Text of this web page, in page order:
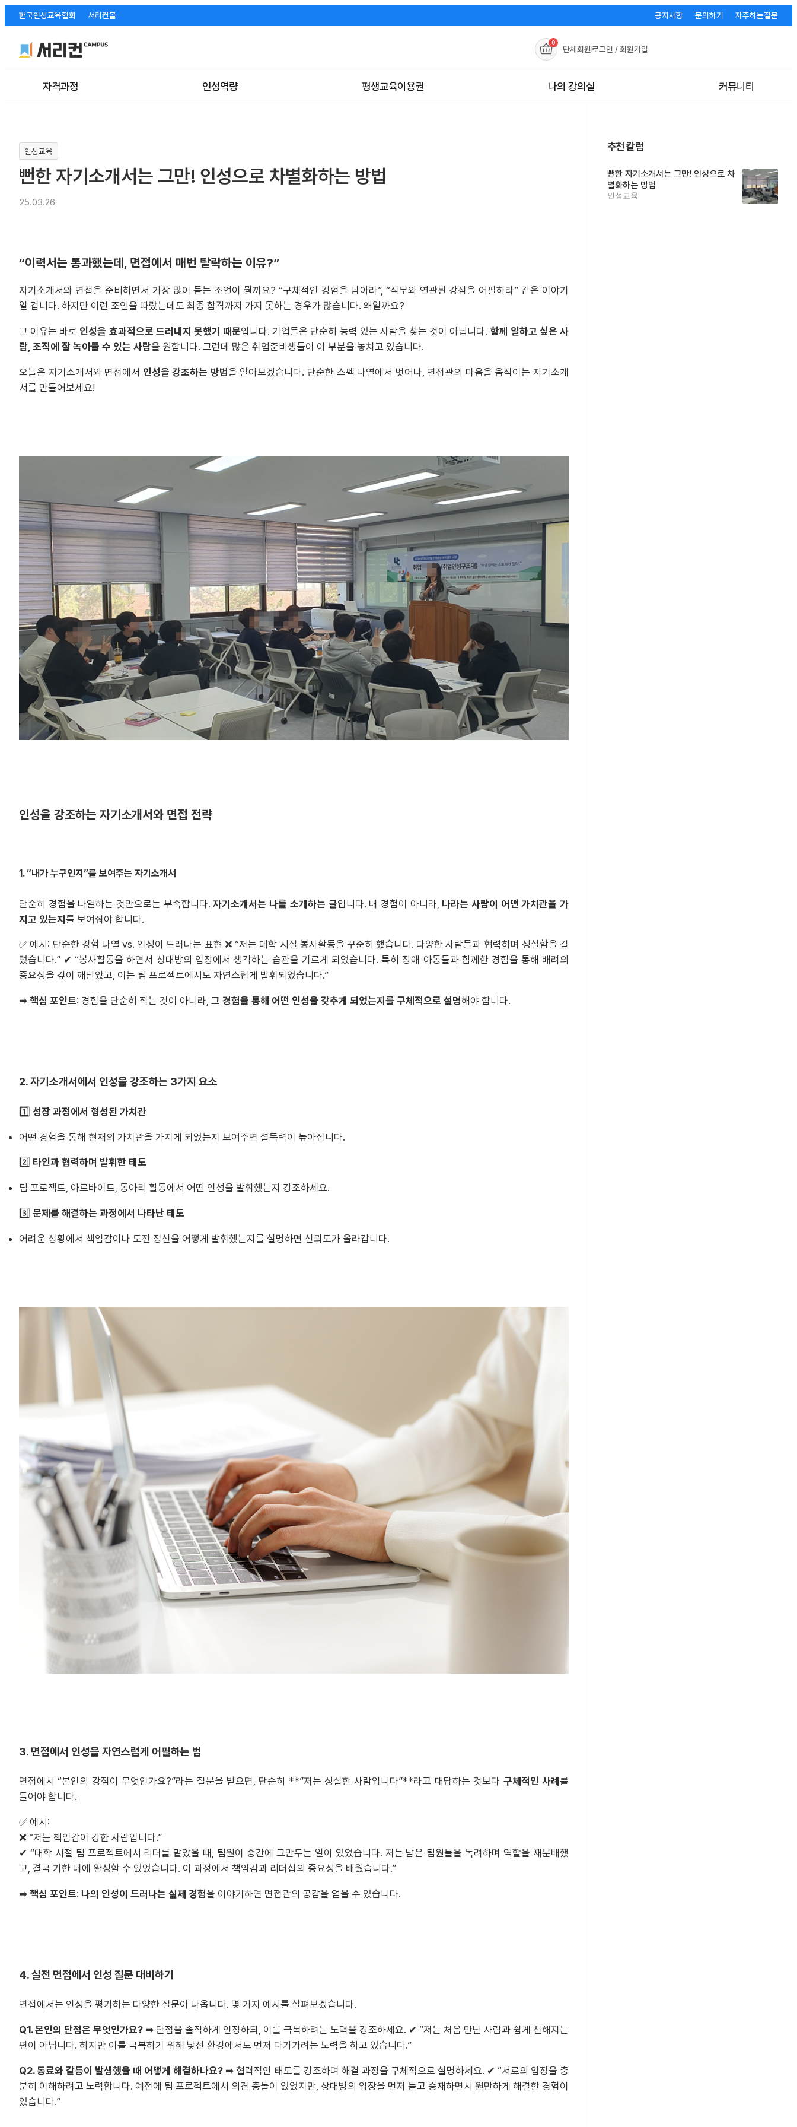
한국인성교육협회 서리컨몰 공지사항 문의하기 자주하는질문
0
단체회원로그인 / 회원가입
자격과정 인성역량 평생교육이용권 나의 강의실 커뮤니티
인성교육
뻔한 자기소개서는 그만! 인성으로 차별화하는 방법
25.03.26
“이력서는 통과했는데, 면접에서 매번 탈락하는 이유?”
자기소개서와 면접을 준비하면서 가장 많이 듣는 조언이 뭘까요? “구체적인 경험을 담아라”, “직무와 연관된 강점을 어필하라” 같은 이야기
일 겁니다. 하지만 이런 조언을 따랐는데도 최종 합격까지 가지 못하는 경우가 많습니다. 왜일까요?
그 이유는 바로 인성을 효과적으로 드러내지 못했기 때문입니다. 기업들은 단순히 능력 있는 사람을 찾는 것이 아닙니다. 함께 일하고 싶은 사
람, 조직에 잘 녹아들 수 있는 사람을 원합니다. 그런데 많은 취업준비생들이 이 부분을 놓치고 있습니다.
오늘은 자기소개서와 면접에서 인성을 강조하는 방법을 알아보겠습니다. 단순한 스펙 나열에서 벗어나, 면접관의 마음을 움직이는 자기소개
서를 만들어보세요!
인성을 강조하는 자기소개서와 면접 전략
1. “내가 누구인지”를 보여주는 자기소개서
단순히 경험을 나열하는 것만으로는 부족합니다.자기소개서는 나를 소개하는 글입니다. 내 경험이 아니라, 나라는 사람이 어떤 가치관을 가
지고 있는지를 보여줘야 합니다.
✅ 예시: 단순한 경험 나열 vs. 인성이 드러나는 표현 ❌ “저는 대학 시절 봉사활동을 꾸준히 했습니다. 다양한 사람들과 협력하며 성실함을 길
렀습니다.” ✔ “봉사활동을 하면서 상대방의 입장에서 생각하는 습관을 기르게 되었습니다. 특히 장애 아동들과 함께한 경험을 통해 배려의
중요성을 깊이 깨달았고, 이는 팀 프로젝트에서도 자연스럽게 발휘되었습니다.”
➡ 핵심 포인트: 경험을 단순히 적는 것이 아니라, 그 경험을 통해 어떤 인성을 갖추게 되었는지를 구체적으로 설명해야 합니다.
2. 자기소개서에서 인성을 강조하는 3가지 요소
1️⃣ 성장 과정에서 형성된 가치관
어떤 경험을 통해 현재의 가치관을 가지게 되었는지 보여주면 설득력이 높아집니다.
2️⃣ 타인과 협력하며 발휘한 태도
팀 프로젝트, 아르바이트, 동아리 활동에서 어떤 인성을 발휘했는지 강조하세요.
3️⃣ 문제를 해결하는 과정에서 나타난 태도
어려운 상황에서 책임감이나 도전 정신을 어떻게 발휘했는지를 설명하면 신뢰도가 올라갑니다.
3. 면접에서 인성을 자연스럽게 어필하는 법
면접에서 “본인의 강점이 무엇인가요?”라는 질문을 받으면, 단순히 **”저는 성실한 사람입니다”**라고 대답하는 것보다 구체적인 사례를
들어야 합니다.
✅ 예시:
❌ “저는 책임감이 강한 사람입니다.”
✔ “대학 시절 팀 프로젝트에서 리더를 맡았을 때, 팀원이 중간에 그만두는 일이 있었습니다. 저는 남은 팀원들을 독려하며 역할을 재분배했
고, 결국 기한 내에 완성할 수 있었습니다. 이 과정에서 책임감과 리더십의 중요성을 배웠습니다.”
➡ 핵심 포인트: 나의 인성이 드러나는 실제 경험을 이야기하면 면접관의 공감을 얻을 수 있습니다.
4. 실전 면접에서 인성 질문 대비하기
면접에서는 인성을 평가하는 다양한 질문이 나옵니다. 몇 가지 예시를 살펴보겠습니다.
Q1. 본인의 단점은 무엇인가요? ➡ 단점을 솔직하게 인정하되, 이를 극복하려는 노력을 강조하세요. ✔ “저는 처음 만난 사람과 쉽게 친해지는
편이 아닙니다. 하지만 이를 극복하기 위해 낯선 환경에서도 먼저 다가가려는 노력을 하고 있습니다.”
Q2. 동료와 갈등이 발생했을 때 어떻게 해결하나요? ➡ 협력적인 태도를 강조하며 해결 과정을 구체적으로 설명하세요. ✔ “서로의 입장을 충
분히 이해하려고 노력합니다. 예전에 팀 프로젝트에서 의견 충돌이 있었지만, 상대방의 입장을 먼저 듣고 중재하면서 원만하게 해결한 경험이
있습니다.”
추천 칼럼
뻔한 자기소개서는 그만! 인성으로 차
별화하는 방법
인성교육